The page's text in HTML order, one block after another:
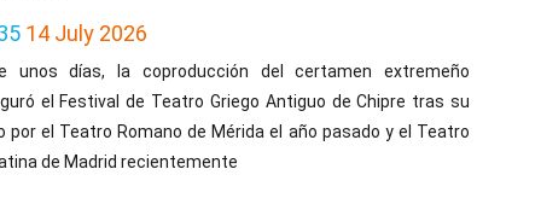
14 July 2026
unos días, la coproducción del certamen extremeño
el Festival de Teatro Griego Antiguo de Chipre tras su
por el Teatro Romano de Mérida el año pasado y el Teatro
de Madrid recientemente